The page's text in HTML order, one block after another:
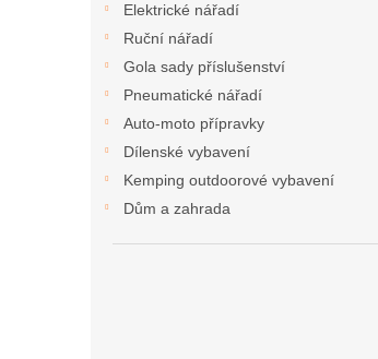
Elektrické nářadí
Ruční nářadí
Gola sady příslušenství
Pneumatické nářadí
Auto-moto přípravky
Dílenské vybavení
Kemping outdoorové vybavení
Dům a zahrada